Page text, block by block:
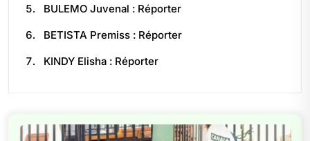
BULEMO Juvenal : Réporter
BETISTA Premiss : Réporter
KINDY Elisha : Réporter